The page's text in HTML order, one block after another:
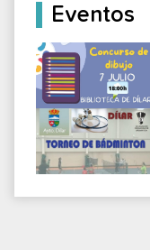
Eventos